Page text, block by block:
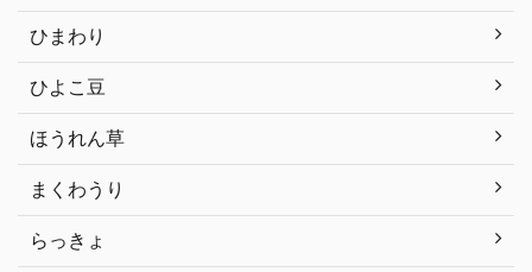
ひまわり
ひよこ豆
ほうれん草
まくわうり
らっきょ